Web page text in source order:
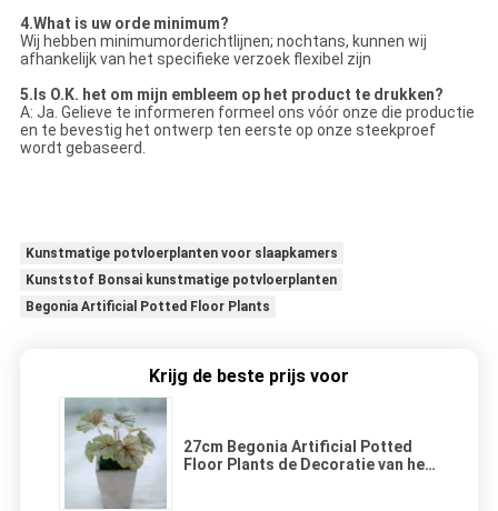
4.What is uw orde minimum?
Wij hebben minimumorderichtlijnen; nochtans, kunnen wij
afhankelijk van het specifieke verzoek flexibel zijn
5.Is O.K. het om mijn embleem op het product te drukken?
A: Ja. Gelieve te informeren formeel ons vóór onze die productie
en te bevestig het ontwerp ten eerste op onze steekproef
wordt gebaseerd.
Kunstmatige potvloerplanten voor slaapkamers
Kunststof Bonsai kunstmatige potvloerplanten
Begonia Artificial Potted Floor Plants
Krijg de beste prijs voor
27cm Begonia Artificial Potted
Floor Plants de Decoratie van het